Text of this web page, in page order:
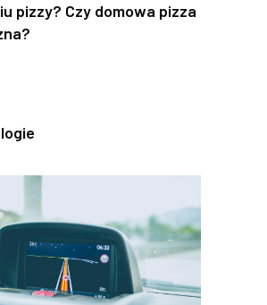
pizzy? Czy domowa pizza